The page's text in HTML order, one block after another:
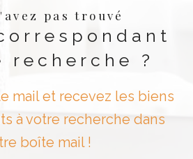
pas trouvé
recherche ?
mail et recevez les biens
à votre recherche dans
boîte mail !